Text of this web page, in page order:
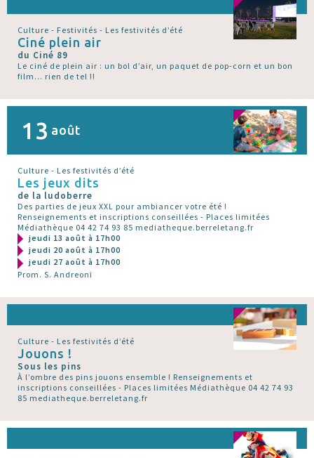
Culture - Festivités - Les festivités d’été
Ciné plein air
du Ciné 89
Le ciné de plein air : un bol d’air, un paquet de pop-corn et un bon
film... rien de tel !!
13 août
Culture - Les festivités d’été
Les jeux dits
de la ludoberre
Des parties de jeux XXL pour ambiancer votre été !
Renseignements et inscriptions conseillées - Places limitées
Médiathèque 04 42 74 93 85 mediatheque.berreletang.fr
jeudi 13 août à 17h00
jeudi 20 août à 17h00
jeudi 27 août à 17h00
Prom. S. Andreoni
Culture - Les festivités d’été
Jouons !
Sous les pins
À l’ombre des pins jouons ensemble ! Renseignements et
inscriptions conseillées - Places limitées Médiathèque 04 42 74 93
85 mediatheque.berreletang.fr